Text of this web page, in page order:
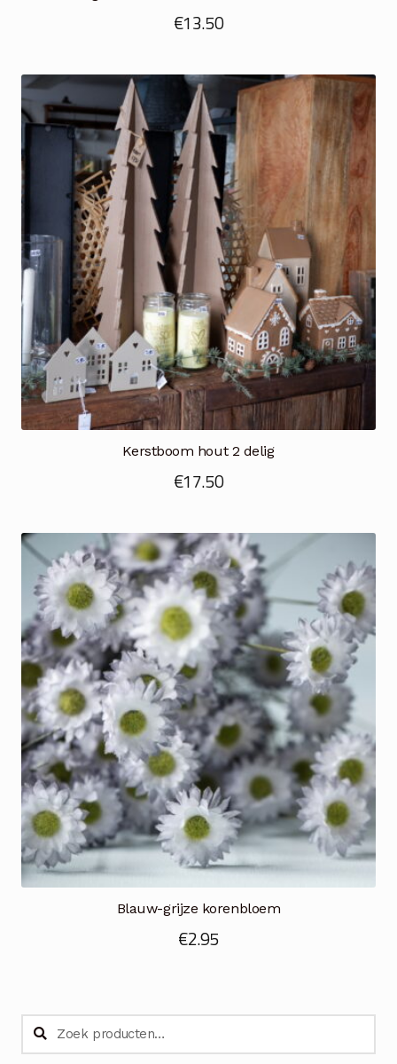
€13.50
Kerstboom hout 2 delig
€17.50
Blauw-grijze korenbloem
€2.95
Zoeken
naar:
Zoeken